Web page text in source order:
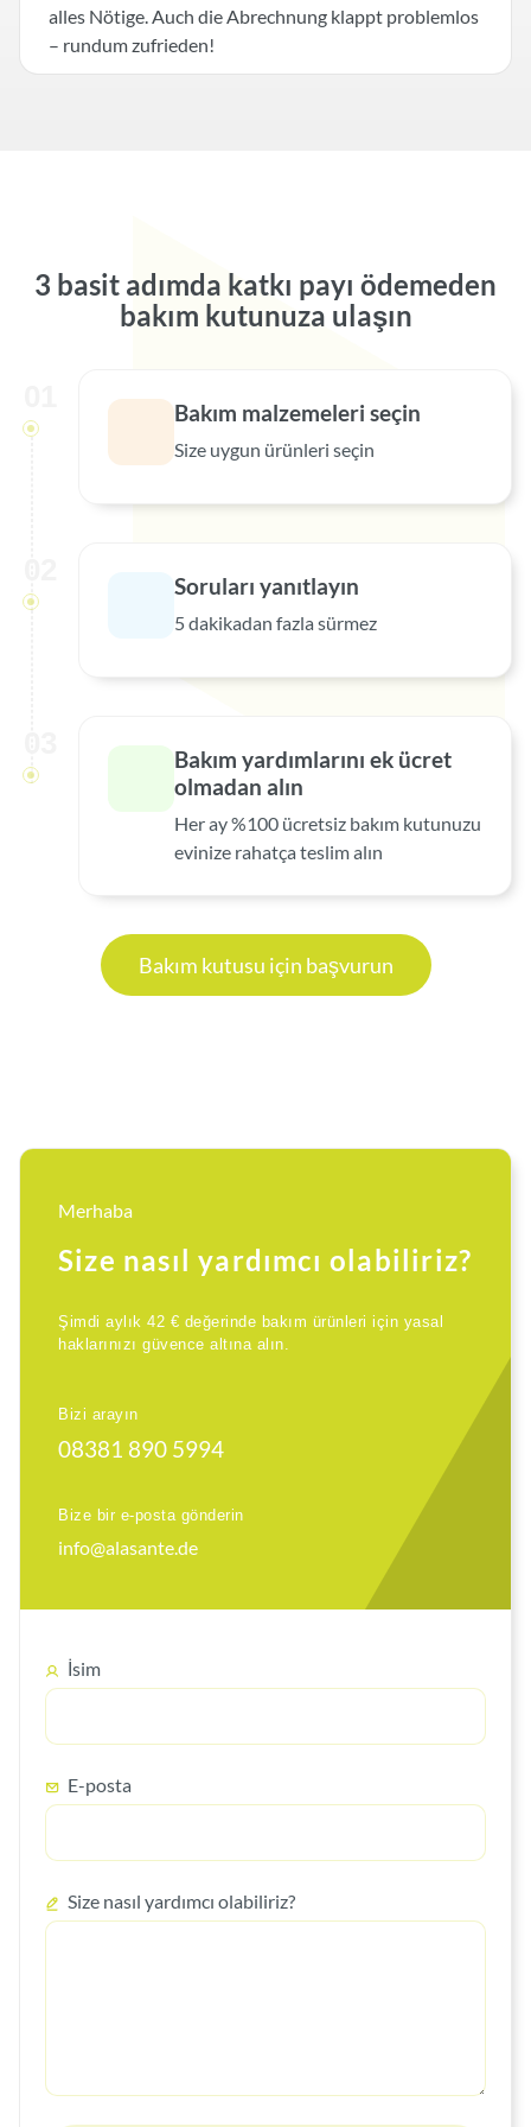
alles Nötige. Auch die Abrechnung klappt problemlos
– rundum zufrieden!
3 basit adımda katkı payı ödemeden
bakım kutunuza ulaşın
Bakım malzemeleri seçin
Size uygun ürünleri seçin
Soruları yanıtlayın
5 dakikadan fazla sürmez
Bakım yardımlarını ek ücret
olmadan alın
Her ay %100 ücretsiz bakım kutunuzu
evinize rahatça teslim alın
Bakım kutusu için başvurun
Merhaba
Size nasıl yardımcı olabiliriz?
Şimdi aylık 42 € değerinde bakım ürünleri için yasal
haklarınızı güvence altına alın.
Bizi arayın
08381 890 5994
Bize bir e-posta gönderin
info@alasante.de
İsim
E-posta
Size nasıl yardımcı olabiliriz?